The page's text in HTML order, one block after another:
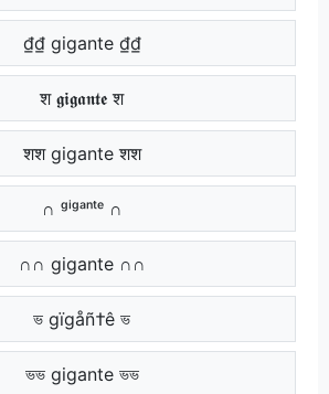
₫₫ gigante ₫₫
श 𝖌𝖎𝖌𝖆𝖓𝖙𝖊 श
शश gigante शश
∩ ᵍⁱᵍᵃⁿᵗᵉ ∩
∩∩ gigante ∩∩
ভ gïgåñ†ê ভ
ভভ gigante ভভ